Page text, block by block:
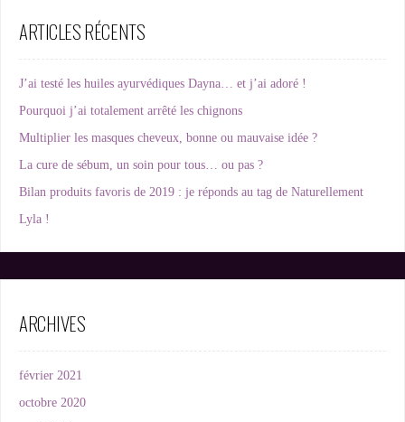
ARTICLES RÉCENTS
J’ai testé les huiles ayurvédiques Dayna… et j’ai adoré !
Pourquoi j’ai totalement arrêté les chignons
Multiplier les masques cheveux, bonne ou mauvaise idée ?
La cure de sébum, un soin pour tous… ou pas ?
Bilan produits favoris de 2019 : je réponds au tag de Naturellement
Lyla !
ARCHIVES
février 2021
octobre 2020